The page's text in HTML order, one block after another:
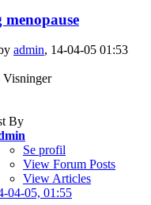
admin, 14-04-05 01:53
Visninger
By
Se profil
View Forum Posts
View Articles
04-05, 01:55